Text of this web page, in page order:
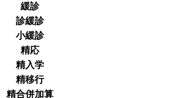
緩診
診緩診
小緩診
精応
精入学
精移行
精合併加算